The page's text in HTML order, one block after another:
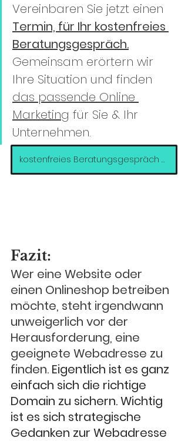
Vereinbaren Sie jetzt einen
Termin, für Ihr kostenfreies
Beratungsgespräch.
Gemeinsam erörtern wir
Ihre Situation und finden
das passende Online
Marketing für Sie & Ihr
Unternehmen.
kostenfreies Beratungsgespräch buchen >>
Fazit:
Wer eine Website oder
einen Onlineshop betreiben
möchte, steht irgendwann
unweigerlich vor der
Herausforderung, eine
geeignete Webadresse zu
finden. Eigentlich ist es ganz
einfach sich die richtige
Domain zu sichern. Wichtig
ist es sich strategische
Gedanken zur Webadresse